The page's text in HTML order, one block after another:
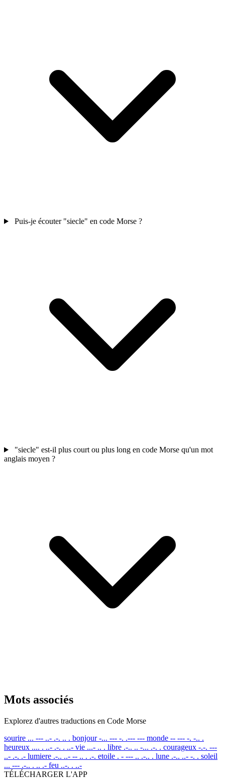
Puis-je écouter "siecle" en code Morse ?
"siecle" est-il plus court ou plus long en code Morse qu'un mot
anglais moyen ?
Mots associés
Explorez d'autres traductions en Code Morse
sourire ... --- ..- .-. .. . bonjour -... --- -. .--- --- monde -- --- -. -.. .
heureux .... . ..- .-. . ..- vie ...- .. . libre .-.. .. -... .-. . courageux -.-. ---
..- .-. .- lumiere .-.. ..- -- .. . .-. etoile . - --- .. .-.. . lune .-.. ..- -. . soleil
... --- .-.. . .. .- feu ..-. . ..-
TÉLÉCHARGER L'APP